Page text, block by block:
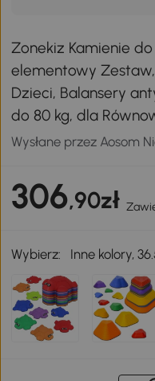
Zonekiz Kamienie do
elementowy
Dzieci, Balansery
do 80 kg, dla
Wysłane przez Aosom
306,90zł
Wybierz: Inne kolory,